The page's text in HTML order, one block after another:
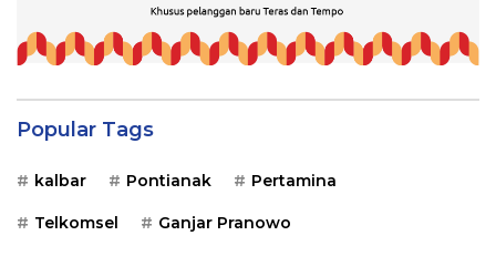
Popular Tags
kalbar Pontianak Pertamina
Telkomsel Ganjar Pranowo